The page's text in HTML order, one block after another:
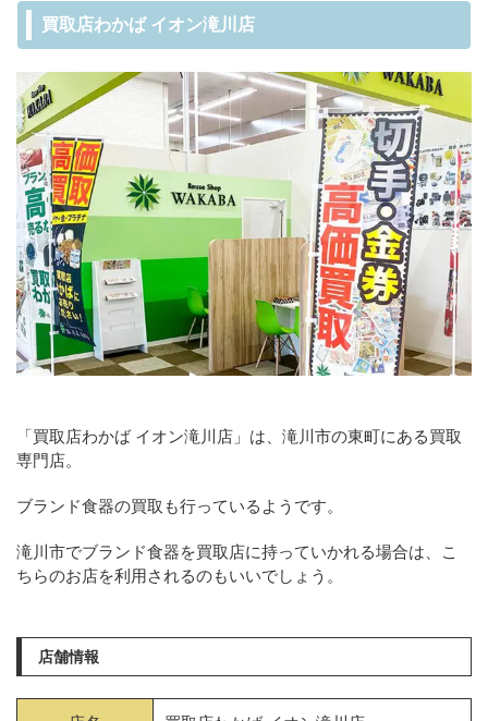
買取店わかば イオン滝川店
「買取店わかば イオン滝川店」は、滝川市の東町にある買取
専門店。
ブランド食器の買取も行っているようです。
滝川市でブランド食器を買取店に持っていかれる場合は、こ
ちらのお店を利用されるのもいいでしょう。
店舗情報